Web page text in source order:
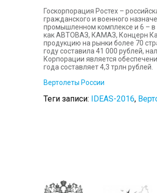
Госкорпорация Ростех –
гражданского и военного
промышленном комплексе и 6 – в
как АВТОВАЗ, КАМАЗ, Концерн
продукцию на рынки более 70
году составила 41 000 рублей,
Корпорации является
года составляет 4,3 трлн рублей.
Вертолеты России
Теги записи: IDEAS-2016,